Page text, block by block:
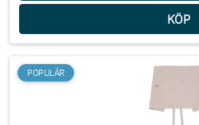
POPULÄR